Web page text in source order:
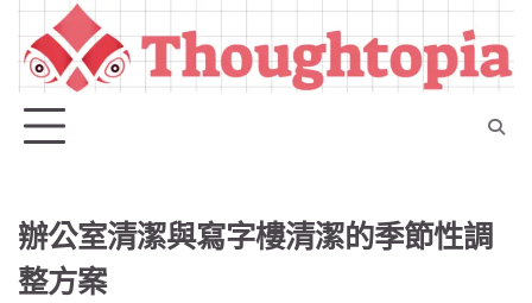
Skip
content
辦公室清潔與寫字樓清潔的季節性調
整方案